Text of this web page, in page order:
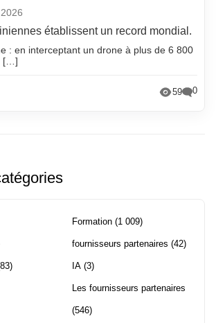
établissent un record mondial.
: en interceptant un drone à plus de 6 800
[…]
59 0
Formation (1 009)
fournisseurs partenaires (42)
IA (3)
Les fournisseurs partenaires
(546)